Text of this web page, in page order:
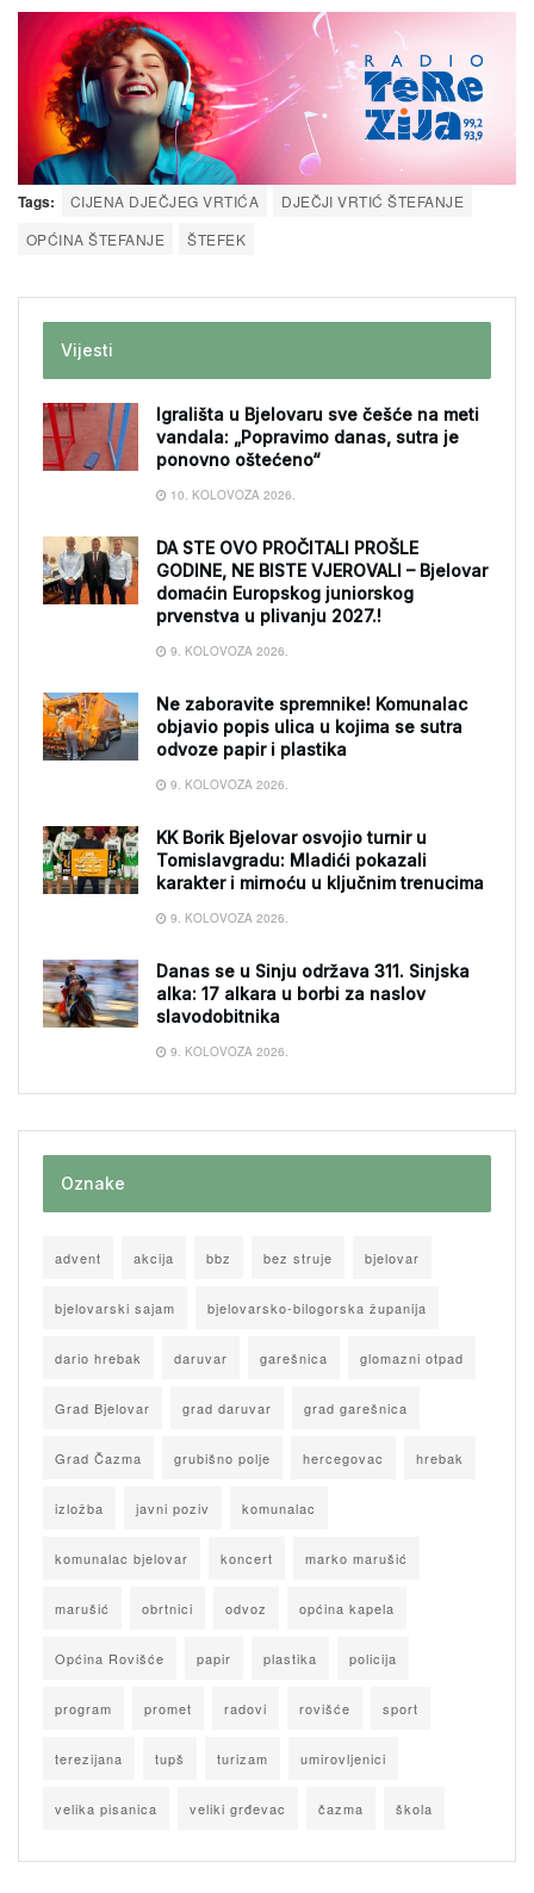
Tags: CIJENA DJEČJEG VRTIĆA
DJEČJI VRTIĆ ŠTEFANJE
OPĆINA ŠTEFANJE
ŠTEFEK
Vijesti
Igrališta u Bjelovaru sve češće na meti
vandala: „Popravimo danas, sutra je
ponovno oštećeno“
10. KOLOVOZA 2026.
DA STE OVO PROČITALI PROŠLE
GODINE, NE BISTE VJEROVALI – Bjelovar
domaćin Europskog juniorskog
prvenstva u plivanju 2027.!
9. KOLOVOZA 2026.
Ne zaboravite spremnike! Komunalac
objavio popis ulica u kojima se sutra
odvoze papir i plastika
9. KOLOVOZA 2026.
KK Borik Bjelovar osvojio turnir u
Tomislavgradu: Mladići pokazali
karakter i mirnoću u ključnim trenucima
9. KOLOVOZA 2026.
Danas se u Sinju održava 311. Sinjska
alka: 17 alkara u borbi za naslov
slavodobitnika
9. KOLOVOZA 2026.
Oznake
advent akcija bbz bez struje bjelovar
bjelovarski sajam bjelovarsko-bilogorska županija
dario hrebak daruvar garešnica glomazni otpad
Grad Bjelovar grad daruvar grad garešnica
Grad Čazma grubišno polje hercegovac hrebak
izložba javni poziv komunalac
komunalac bjelovar koncert marko marušić
marušić obrtnici odvoz općina kapela
Općina Rovišće papir plastika policija
program promet radovi rovišće sport
terezijana tupš turizam umirovljenici
velika pisanica veliki grđevac čazma škola